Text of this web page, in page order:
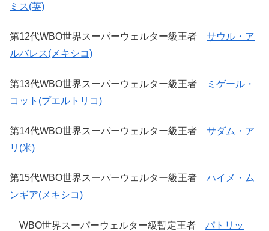
ミス(英)
第12代WBO世界スーパーウェルター級王者 サウル・ア
ルバレス(メキシコ)
第13代WBO世界スーパーウェルター級王者
ミゲール・
コット(プエルトリコ)
第14代WBO世界スーパーウェルター級王者 サダム・ア
リ(米)
第15代WBO世界スーパーウェルター級王者 ハイメ・ム
ンギア(メキシコ)
WBO世界スーパーウェルター級暫定王者 パトリッ